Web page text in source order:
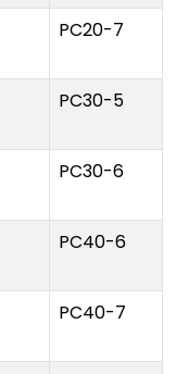
PC20-7
PC30-5
PC30-6
PC40-6
PC40-7